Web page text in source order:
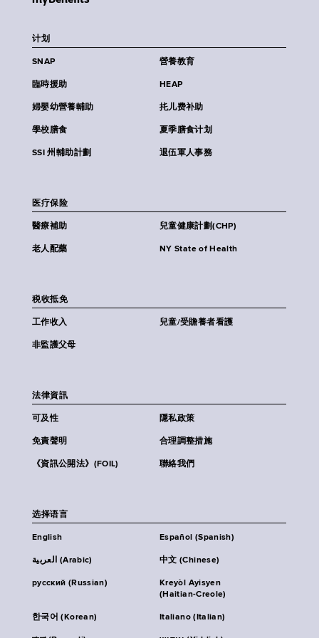
计划
SNAP 營養教育
臨時援助 HEAP
婦嬰幼營養輔助 扥儿费补助
學校膳食 夏季膳食计划
SSI 州輔助計劃 退伍軍人事務
医疗保险
醫療補助 兒童健康計劃(CHP)
老人配藥 NY State of Health
税收抵免
工作收入 兒童/受贍養者看護
非監護父母
法律資訊
可及性 隱私政策
免責聲明 合理調整措施
《資訊公開法》(FOIL) 聯絡我們
选择语言
English Español (Spanish)
العربية (Arabic) 中文 (Chinese)
русский (Russian)
Kreyòl Ayisyen
(Haitian-Creole)
한국어 (Korean) Italiano (Italian)